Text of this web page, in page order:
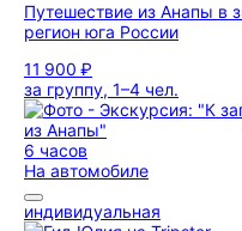
Путешествие из Анапы в
регион юга России
11 900 ₽
за группу, 1–4 чел.
6 часов
На автомобиле
индивидуальная